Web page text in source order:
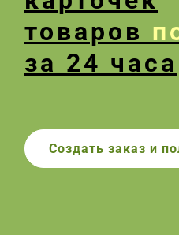
товаров
за 24 часа
Создать заказ и